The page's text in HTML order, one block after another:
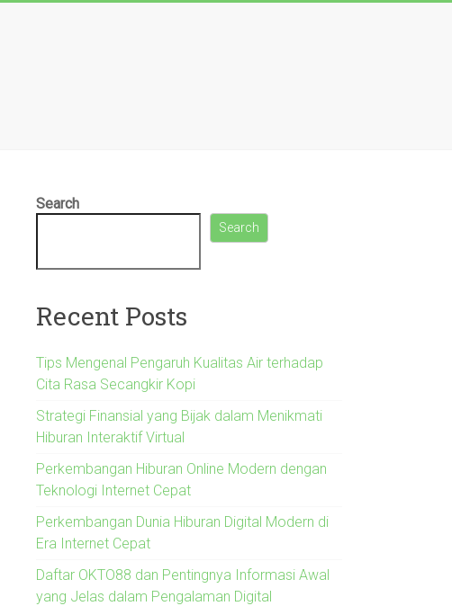
Search
Search
Recent Posts
Tips Mengenal Pengaruh Kualitas Air terhadap
Cita Rasa Secangkir Kopi
Strategi Finansial yang Bijak dalam Menikmati
Hiburan Interaktif Virtual
Perkembangan Hiburan Online Modern dengan
Teknologi Internet Cepat
Perkembangan Dunia Hiburan Digital Modern di
Era Internet Cepat
Daftar OKTO88 dan Pentingnya Informasi Awal
yang Jelas dalam Pengalaman Digital